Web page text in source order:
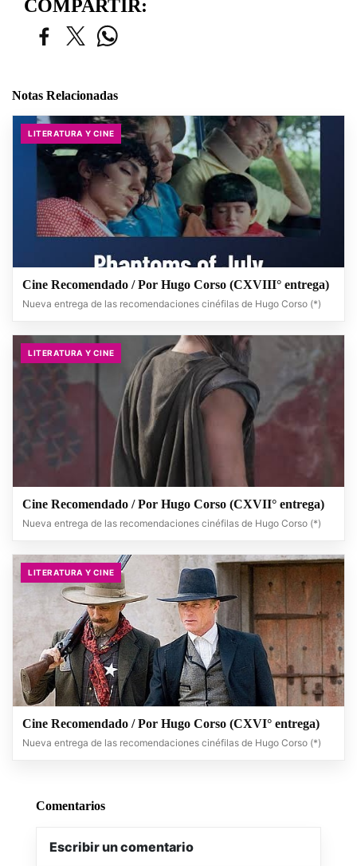
COMPARTIR:
Notas Relacionadas
LITERATURA Y CINE
Cine Recomendado / Por Hugo Corso (CXVIII° entrega)
Nueva entrega de las recomendaciones cinéfilas de Hugo Corso (*)
LITERATURA Y CINE
Cine Recomendado / Por Hugo Corso (CXVII° entrega)
Nueva entrega de las recomendaciones cinéfilas de Hugo Corso (*)
LITERATURA Y CINE
Cine Recomendado / Por Hugo Corso (CXVI° entrega)
Nueva entrega de las recomendaciones cinéfilas de Hugo Corso (*)
Comentarios
Escribir un comentario